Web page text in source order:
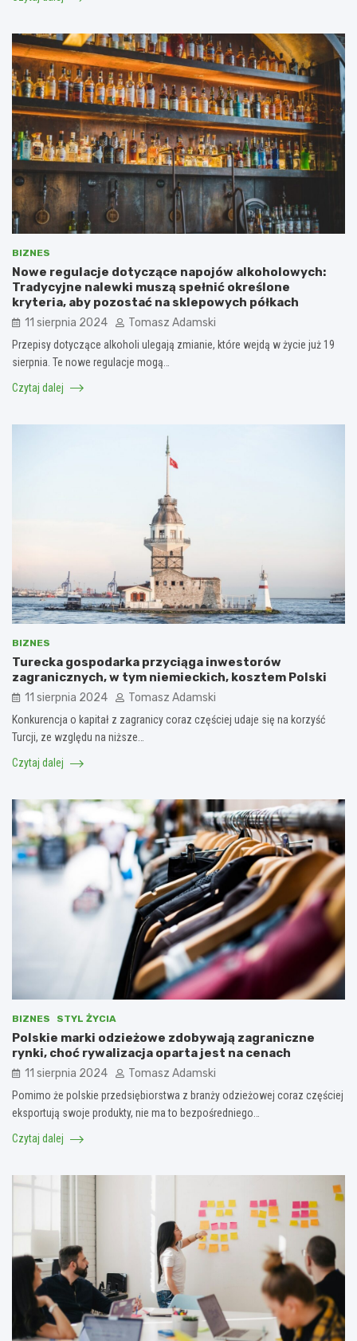
BIZNES
Nowe regulacje dotyczące napojów alkoholowych:
Tradycyjne nalewki muszą spełnić określone
kryteria, aby pozostać na sklepowych półkach
11 sierpnia 2024 Tomasz Adamski
Przepisy dotyczące alkoholi ulegają zmianie, które wejdą w życie już 19
sierpnia. Te nowe regulacje mogą…
Czytaj dalej
BIZNES
Turecka gospodarka przyciąga inwestorów
zagranicznych, w tym niemieckich, kosztem Polski
11 sierpnia 2024 Tomasz Adamski
Konkurencja o kapitał z zagranicy coraz częściej udaje się na korzyść
Turcji, ze względu na niższe…
Czytaj dalej
BIZNES STYL ŻYCIA
Polskie marki odzieżowe zdobywają zagraniczne
rynki, choć rywalizacja oparta jest na cenach
11 sierpnia 2024 Tomasz Adamski
Pomimo że polskie przedsiębiorstwa z branży odzieżowej coraz częściej
eksportują swoje produkty, nie ma to bezpośredniego…
Czytaj dalej